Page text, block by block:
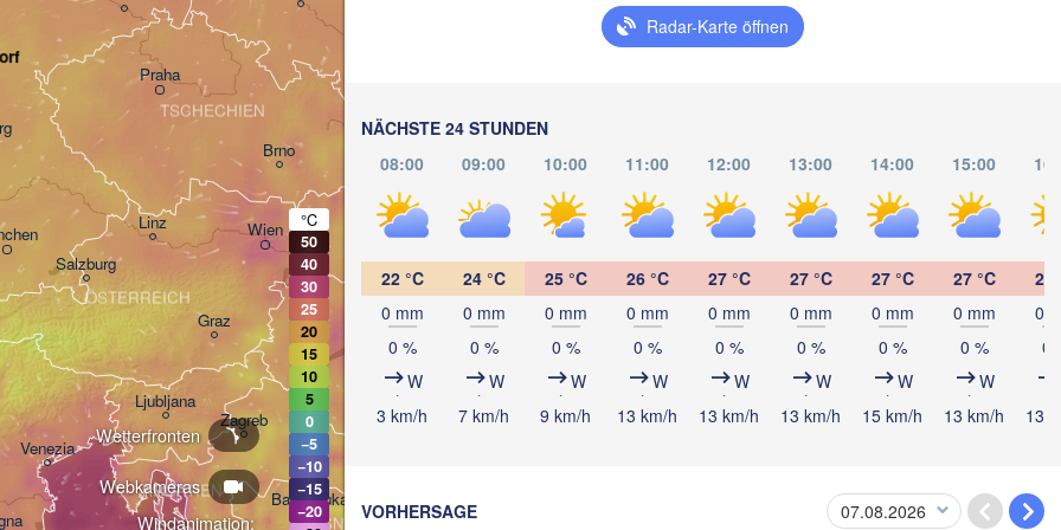
Radar-Karte öffnen
NÄCHSTE 24 STUNDEN
08:00
09:00 10:00 11:00 12:00 13:00 14:00 15:00
22 °C
0 mm
0 %
W
3 km/h
24 °C
0 mm
0 %
W
7 km/h
25 °C
0 mm
0 %
W
9 km/h
26 °C
0 mm
0 %
W
13 km/h
27 °C
0 mm
0 %
W
13 km/h
27 °C
0 mm
0 %
W
13 km/h
27 °C
0 mm
0 %
W
15 km/h
27 °C
0 mm
0 %
W
13 km/h
28
0
0
13
VORHERSAGE
Windanimation:
Webkameras
Wetterfronten
Praha
Brno
TSCHECHIEN
Wien
Budapest
Zagreb
Linz
Debrecen
Venezia
Ljubljana
Salzburg
Szeged
Banja Luka
Graz UNGARN
ÖSTERREICH
KROATIEN
BOSNIEN UND
SLOWAKEI
Рівне
(Rivne)
Одеса
Chișinău
Чернівці
(Chernivtsi)
Івано-Франківськ
(Ivano-Frankivsk)
Sibiu
Cluj-Napoca
REPUBLIK
MOLDAU
H
°C
50
40
30
25
20
15
10
5
0
−5
−10
−15
−20